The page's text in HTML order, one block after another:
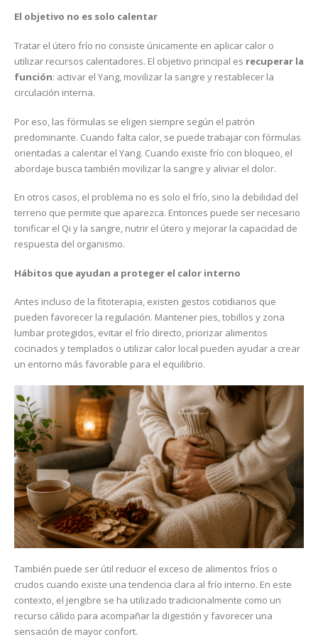
El objetivo no es solo calentar
Tratar el útero frío no consiste únicamente en aplicar calor o
utilizar recursos calentadores. El objetivo principal es recuperar la
función: activar el Yang, movilizar la sangre y restablecer la
circulación interna.
Por eso, las fórmulas se eligen siempre según el patrón
predominante. Cuando falta calor, se puede trabajar con fórmulas
orientadas a calentar el Yang. Cuando existe frío con bloqueo, el
abordaje busca también movilizar la sangre y aliviar el dolor.
En otros casos, el problema no es solo el frío, sino la debilidad del
terreno que permite que aparezca. Entonces puede ser necesario
tonificar el Qi y la sangre, nutrir el útero y mejorar la capacidad de
respuesta del organismo.
Hábitos que ayudan a proteger el calor interno
Antes incluso de la fitoterapia, existen gestos cotidianos que
pueden favorecer la regulación. Mantener pies, tobillos y zona
lumbar protegidos, evitar el frío directo, priorizar alimentos
cocinados y templados o utilizar calor local pueden ayudar a crear
un entorno más favorable para el equilibrio.
También puede ser útil reducir el exceso de alimentos fríos o
crudos cuando existe una tendencia clara al frío interno. En este
contexto, el jengibre se ha utilizado tradicionalmente como un
recurso cálido para acompañar la digestión y favorecer una
sensación de mayor confort.